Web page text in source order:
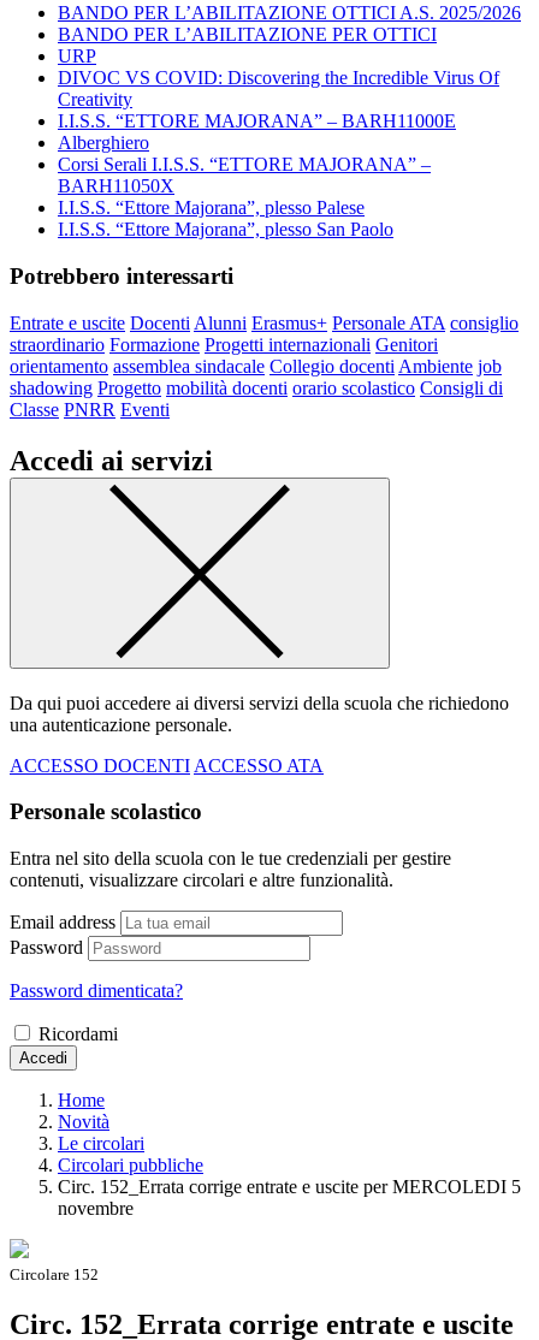
BANDO PER L’ABILITAZIONE OTTICI A.S. 2025/2026
BANDO PER L’ABILITAZIONE PER OTTICI
URP
DIVOC VS COVID: Discovering the Incredible Virus Of
Creativity
I.I.S.S. “ETTORE MAJORANA” – BARH11000E
Alberghiero
Corsi Serali I.I.S.S. “ETTORE MAJORANA” –
BARH11050X
I.I.S.S. “Ettore Majorana”, plesso Palese
I.I.S.S. “Ettore Majorana”, plesso San Paolo
Potrebbero interessarti
Entrate e uscite Docenti Alunni Erasmus+ Personale ATA consiglio
straordinario Formazione Progetti internazionali Genitori
orientamento assemblea sindacale Collegio docenti Ambiente job
shadowing Progetto mobilità docenti orario scolastico Consigli di
Classe PNRR Eventi
Accedi ai servizi
Da qui puoi accedere ai diversi servizi della scuola che richiedono
una autenticazione personale.
ACCESSO DOCENTI ACCESSO ATA
Personale scolastico
Entra nel sito della scuola con le tue credenziali per gestire
contenuti, visualizzare circolari e altre funzionalità.
Email address
Password
Password dimenticata?
Ricordami
Accedi
Home
Novità
Le circolari
Circolari pubbliche
Circ. 152_Errata corrige entrate e uscite per MERCOLEDI 5
novembre
Circolare 152
Circ. 152_Errata corrige entrate e uscite